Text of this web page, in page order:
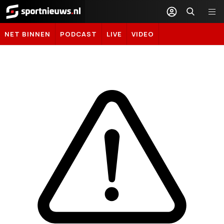
Sportnieuws.nl
NET BINNEN PODCAST LIVE VIDEO